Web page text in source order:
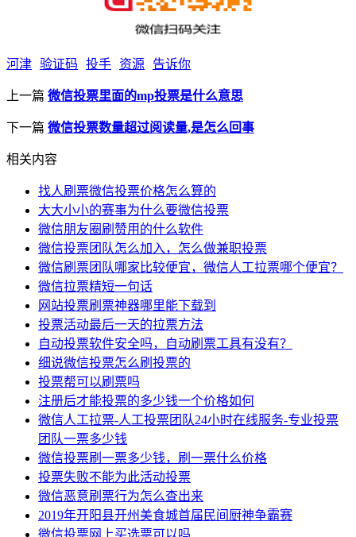
河津 验证码 投手 资源 告诉你
上一篇 微信投票里面的mp投票是什么意思
下一篇 微信投票数量超过阅读量,是怎么回事
相关内容
找人刷票微信投票价格怎么算的
大大小小的赛事为什么要微信投票
微信朋友圈刷赞用的什么软件
微信投票团队怎么加入，怎么做兼职投票
微信刷票团队哪家比较便宜，微信人工拉票哪个便宜？
微信拉票精短一句话
网站投票刷票神器哪里能下载到
投票活动最后一天的拉票方法
自动投票软件安全吗，自动刷票工具有没有？
细说微信投票怎么刷投票的
投票帮可以刷票吗
注册后才能投票的多少钱一个价格如何
微信人工拉票-人工投票团队24小时在线服务-专业投票
团队一票多少钱
微信投票刷一票多少钱，刷一票什么价格
投票失败不能为此活动投票
微信恶意刷票行为怎么查出来
2019年开阳县开州美食城首届民间厨神争霸赛
微信投票网上买选票可以吗